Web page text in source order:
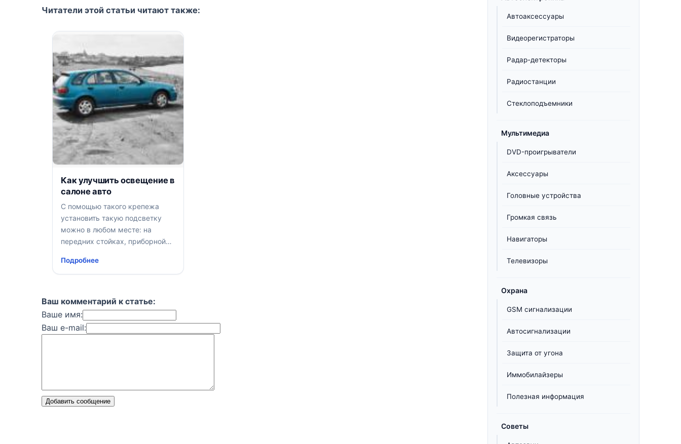
Читатели этой статьи читают также:
Как улучшить освещение в
салоне авто
С помощью такого крепежа
установить такую подсветку
можно в любом месте: на
передних стойках, приборной
возле вещевых карманов и,
конечно же, на потолке
Подробнее
Ваш комментарий к статье:
Ваше имя:
Ваш e-mail:
Добавить сообщение
Автоаксессуары
Видеорегистраторы
Радар-детекторы
Радиостанции
Стеклоподъемники
Мультимедиа
DVD-проигрыватели
Аксессуары
Головные устройства
Громкая связь
Навигаторы
Телевизоры
Охрана
GSM сигнализации
Автосигнализации
Защита от угона
Иммобилайзеры
Полезная информация
Советы